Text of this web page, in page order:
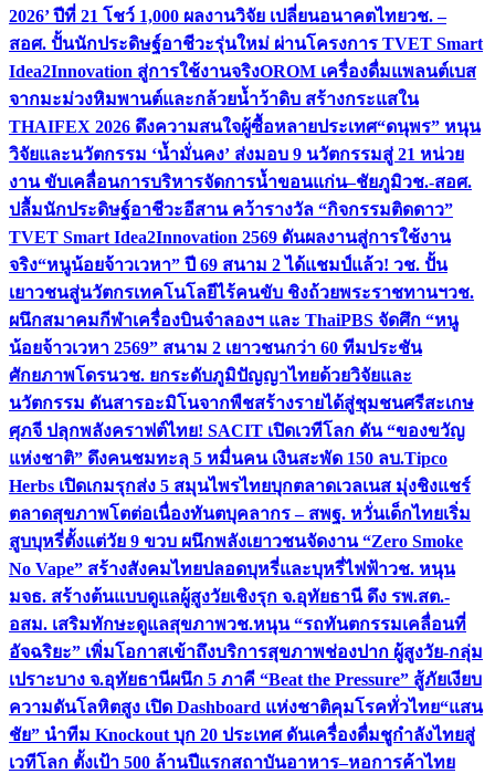
2026’ ปีที่ 21 โชว์ 1,000 ผลงานวิจัย เปลี่ยนอนาคตไทยวช. –
สอศ. ปั้นนักประดิษฐ์อาชีวะรุ่นใหม่ ผ่านโครงการ TVET Smart
Idea2Innovation สู่การใช้งานจริงOROM เครื่องดื่มแพลนต์เบส
จากมะม่วงหิมพานต์และกล้วยน้ำว้าดิบ สร้างกระแสใน
THAIFEX 2026 ดึงความสนใจผู้ซื้อหลายประเทศ“ดนุพร” หนุน
วิจัยและนวัตกรรม ‘น้ำมั่นคง’ ส่งมอบ 9 นวัตกรรมสู่ 21 หน่วย
งาน ขับเคลื่อนการบริหารจัดการน้ำขอนแก่น–ชัยภูมิวช.-สอศ.
ปลื้มนักประดิษฐ์อาชีวะอีสาน คว้ารางวัล “กิจกรรมติดดาว”
TVET Smart Idea2Innovation 2569 ดันผลงานสู่การใช้งาน
จริง“หนูน้อยจ้าวเวหา” ปี 69 สนาม 2 ได้แชมป์แล้ว! วช. ปั้น
เยาวชนสู่นวัตกรเทคโนโลยีไร้คนขับ ชิงถ้วยพระราชทานฯวช.
ผนึกสมาคมกีฬาเครื่องบินจำลองฯ และ ThaiPBS จัดศึก “หนู
น้อยจ้าวเวหา 2569” สนาม 2 เยาวชนกว่า 60 ทีมประชัน
ศักยภาพโดรนวช. ยกระดับภูมิปัญญาไทยด้วยวิจัยและ
นวัตกรรม ดันสารอะมิโนจากพืชสร้างรายได้สู่ชุมชนศรีสะเกษ
ศุภจี ปลุกพลังคราฟต์ไทย! SACIT เปิดเวทีโลก ดัน “ของขวัญ
แห่งชาติ” ดึงคนชมทะลุ 5 หมื่นคน เงินสะพัด 150 ลบ.Tipco
Herbs เปิดเกมรุกส่ง 5 สมุนไพรไทยบุกตลาดเวลเนส มุ่งชิงแชร์
ตลาดสุขภาพโตต่อเนื่องทันตบุคลากร – สพฐ. หวั่นเด็กไทยเริ่ม
สูบบุหรี่ตั้งแต่วัย 9 ขวบ ผนึกพลังเยาวชนจัดงาน “Zero Smoke
No Vape” สร้างสังคมไทยปลอดบุหรี่และบุหรี่ไฟฟ้าวช. หนุน
มจธ. สร้างต้นแบบดูแลผู้สูงวัยเชิงรุก จ.อุทัยธานี ดึง รพ.สต.-
อสม. เสริมทักษะดูแลสุขภาพวช.หนุน “รถทันตกรรมเคลื่อนที่
อัจฉริยะ” เพิ่มโอกาสเข้าถึงบริการสุขภาพช่องปาก ผู้สูงวัย-กลุ่ม
เปราะบาง จ.อุทัยธานีผนึก 5 ภาคี “Beat the Pressure” สู้ภัยเงียบ
ความดันโลหิตสูง เปิด Dashboard แห่งชาติคุมโรคทั่วไทย“แสน
ชัย” นำทีม Knockout บุก 20 ประเทศ ดันเครื่องดื่มชูกำลังไทยสู่
เวทีโลก ตั้งเป้า 500 ล้านปีแรกสถาบันอาหาร–หอการค้าไทย